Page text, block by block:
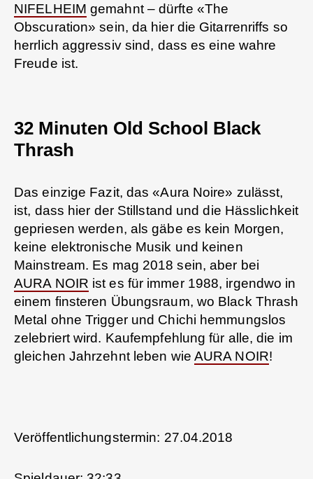
NIFELHEIM gemahnt – dürfte «The
Obscuration» sein, da hier die Gitarrenriffs so
herrlich aggressiv sind, dass es eine wahre
Freude ist.
32 Minuten Old School Black
Thrash
Das einzige Fazit, das «Aura Noire» zulässt,
ist, dass hier der Stillstand und die Hässlichkeit
gepriesen werden, als gäbe es kein Morgen,
keine elektronische Musik und keinen
Mainstream. Es mag 2018 sein, aber bei
AURA NOIR ist es für immer 1988, irgendwo in
einem finsteren Übungsraum, wo Black Thrash
Metal ohne Trigger und Chichi hemmungslos
zelebriert wird. Kaufempfehlung für alle, die im
gleichen Jahrzehnt leben wie AURA NOIR!
Veröffentlichungstermin: 27.04.2018